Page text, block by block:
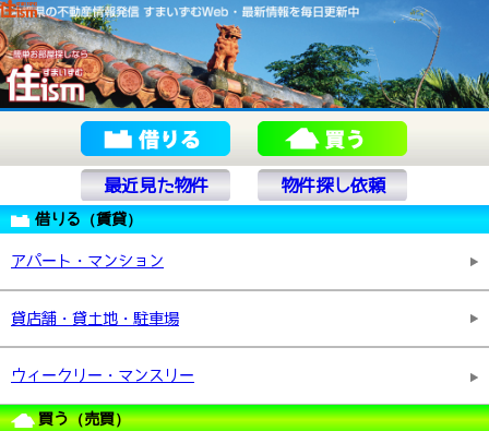
最近見た物件 物件探し依頼
借りる（賃貸）
アパート・マンション
貸店舗・貸土地・駐車場
ウィークリー・マンスリー
買う（売買）